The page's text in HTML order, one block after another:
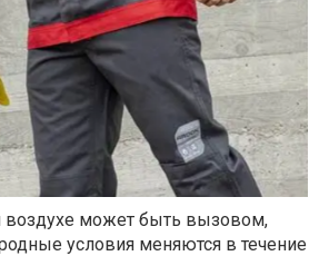
воздухе может быть вызовом,
условия меняются в течение